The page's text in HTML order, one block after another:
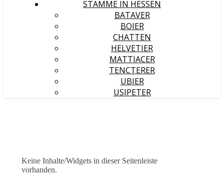
STÄMME IN HESSEN
BATAVER
BOIER
CHATTEN
HELVETIER
MATTIACER
TENCTERER
UBIER
USIPETER
Keine Inhalte/Widgets in dieser Seitenleiste
vorhanden.